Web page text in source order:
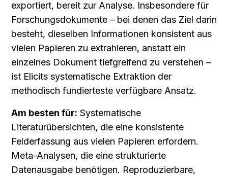
exportiert, bereit zur Analyse. Insbesondere für
Forschungsdokumente – bei denen das Ziel darin
besteht, dieselben Informationen konsistent aus
vielen Papieren zu extrahieren, anstatt ein
einzelnes Dokument tiefgreifend zu verstehen –
ist Elicits systematische Extraktion der
methodisch fundierteste verfügbare Ansatz.
Am besten für: Systematische
Literaturübersichten, die eine konsistente
Felderfassung aus vielen Papieren erfordern.
Meta-Analysen, die eine strukturierte
Datenausgabe benötigen. Reproduzierbare,